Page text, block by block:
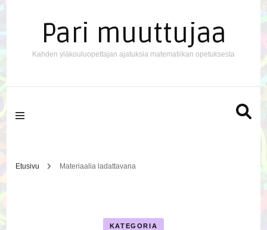
Pari muuttujaa
Kahden yläkouluopettajan ajatuksia matematiikan opetuksesta
Etusivu Materiaalia ladattavana
KATEGORIA